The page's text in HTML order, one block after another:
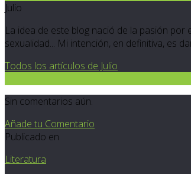
Julio
La idea de este blog nació de la pasión
sexualidad... Mi intención, en definitiva, es
Todos los artículos de Julio
Sin comentarios aún.
Añade tu Comentario
Publicado en
Literatura